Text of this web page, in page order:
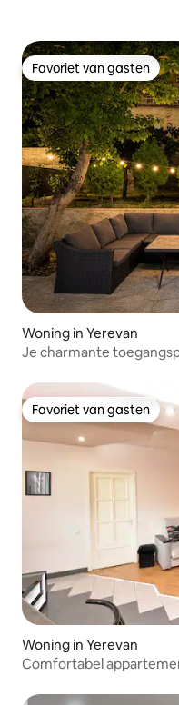
Favoriet van gasten
Favoriet van gasten
Woning in Yerevan
Je charmante
Favoriet van gasten
Favoriet van gasten
Woning in Yerevan
Comfortabel